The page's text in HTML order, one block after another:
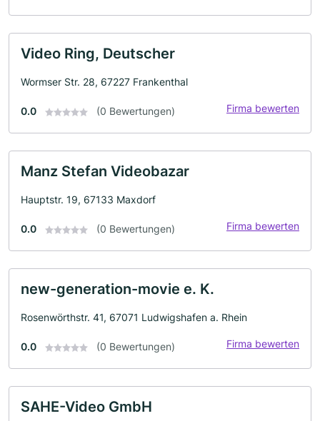
Video Ring, Deutscher
Wormser Str. 28, 67227 Frankenthal
0.0 (0 Bewertungen) Firma bewerten
Manz Stefan Videobazar
Hauptstr. 19, 67133 Maxdorf
0.0 (0 Bewertungen) Firma bewerten
new-generation-movie e. K.
Rosenwörthstr. 41, 67071 Ludwigshafen a. Rhein
0.0 (0 Bewertungen) Firma bewerten
SAHE-Video GmbH